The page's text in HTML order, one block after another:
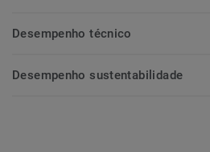
Desempenho técnico
Desempenho sustentabilidade